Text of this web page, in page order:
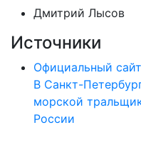
Дмитрий Лысов
Источники
Официальный
В Санкт-
морской
России